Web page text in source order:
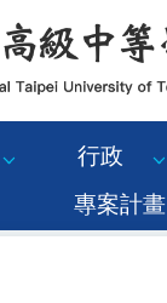
行政
專案計畫